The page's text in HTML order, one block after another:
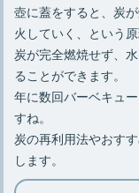
壺に蓋をすると、炭
火していく、という原
炭が完全燃焼せず、
ることができます。
年に数回バーベキュ
すね。
炭の再利用法やおす
します。